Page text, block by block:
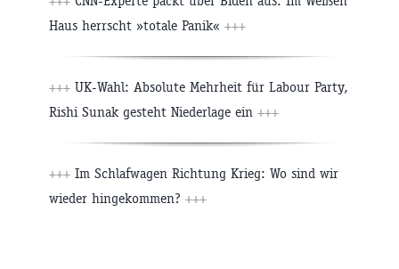
Haus herrscht »totale Panik« +++
+++ UK-Wahl: Absolute Mehrheit für Labour Party,
Rishi Sunak gesteht Niederlage ein +++
+++ Im Schlafwagen Richtung Krieg: Wo sind wir
wieder hingekommen? +++